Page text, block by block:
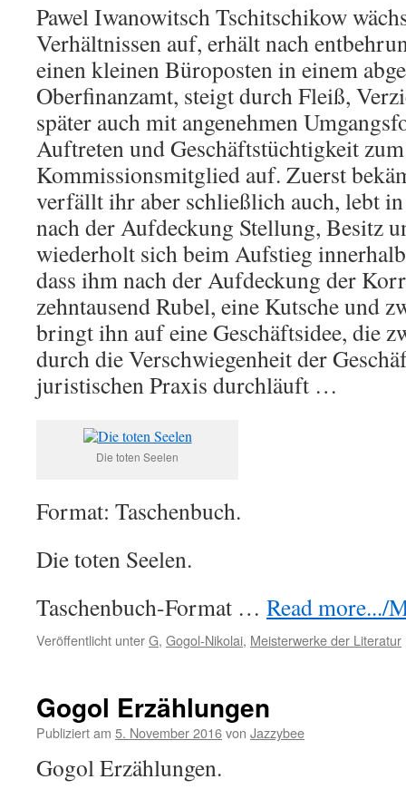
Pawel Iwanowitsch Tschitschikow
Verhältnissen auf, erhält nach
einen kleinen Büroposten in einem
Oberfinanzamt, steigt durch Fleiß,
später auch mit angenehmen
Auftreten und Geschäftstüchtigkeit
Kommissionsmitglied auf. Zuerst
verfällt ihr aber schließlich auch, lebt
nach der Aufdeckung Stellung, Besitz
wiederholt sich beim Aufstieg
dass ihm nach der Aufdeckung der
zehntausend Rubel, eine Kutsche und
bringt ihn auf eine Geschäftsidee, die
durch die Verschwiegenheit der
juristischen Praxis durchläuft …
Die toten Seelen
Format: Taschenbuch.
Die toten Seelen.
Taschenbuch-Format … Read more.../
Veröffentlicht unterG, Gogol-Nikolai, Meisterwerke der Literatur
Gogol Erzählungen
Publiziert am 5. November 2016von Jazzybee
Gogol Erzählungen.